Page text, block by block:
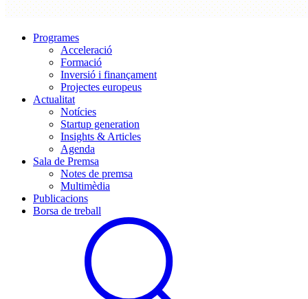
Programes
Acceleració
Formació
Inversió i finançament
Projectes europeus
Actualitat
Notícies
Startup generation
Insights & Articles
Agenda
Sala de Premsa
Notes de premsa
Multimèdia
Publicacions
Borsa de treball